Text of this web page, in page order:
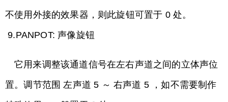
不使用外接的效果器，则此旋钮可置于 0 处。
9.PANPOT: 声像旋钮
它用来调整该通道信号在左右声道之间的立体声位
置。调节范围 左声道 5 ～ 右声道 5 ，如不需要制作